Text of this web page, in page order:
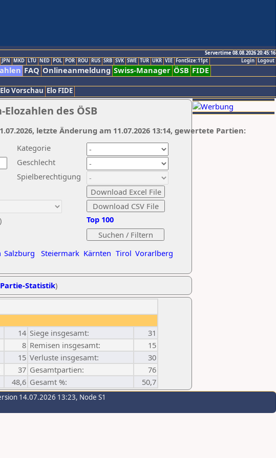
Servertime 08.08.2026 20:45:16
Logout
Login
JPN MKD LTU NED POL POR ROU RUS SRB SVK SWE TUR UKR VIE FontSize:11pt
FAQ Onlineanmeldung Swiss-Manager ÖSB FIDE
Elo Vorschau Elo FIDE
des ÖSB
Kategorie
Geschlecht
Spielberechtigung
Salzburg Steiermark Kärnten Tirol Vorarlberg
Top 100
letzte Änderung am 11.07.2026 13:14, gewertete Partien:
Statistik)
14 Siege insgesamt:
31
8 Remisen insgesamt:
15
15 Verluste insgesamt:
30
37 Gesamtpartien:
76
48,6 Gesamt %: 50,7
14.07.2026 13:23, Node S1